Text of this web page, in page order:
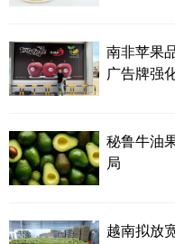
南非苹果
广告牌强
秘鲁牛油
局
越南拟放